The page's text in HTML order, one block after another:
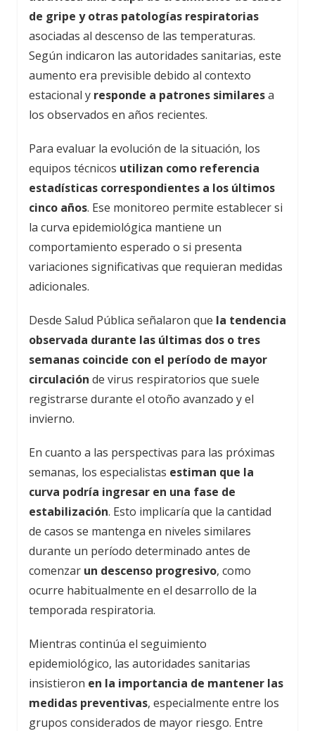
de gripe y otras patologías respiratorias
asociadas al descenso de las temperaturas.
Según indicaron las autoridades sanitarias, este
aumento era previsible debido al contexto
estacional y responde a patrones similaresa
los observados en años recientes.
Para evaluar la evolución de la situación, los
equipos técnicos utilizan como referencia
estadísticas correspondientes a los últimos
cinco años. Ese monitoreo permite establecer si
la curva epidemiológica mantiene un
comportamiento esperado o si presenta
variaciones significativas que requieran medidas
adicionales.
Desde Salud Pública señalaron que la tendencia
observada durante las últimas dos o tres
semanas coincide con el período de mayor
circulación de virus respiratorios que suele
registrarse durante el otoño avanzado y el
invierno.
En cuanto a las perspectivas para las próximas
semanas, los especialistas estiman que la
curva podría ingresar en una fase de
estabilización. Esto implicaría que la cantidad
de casos se mantenga en niveles similares
durante un período determinado antes de
comenzar un descenso progresivo, como
ocurre habitualmente en el desarrollo de la
temporada respiratoria.
Mientras continúa el seguimiento
epidemiológico, las autoridades sanitarias
insistieron en la importancia de mantener las
medidas preventivas, especialmente entre los
grupos considerados de mayor riesgo. Entre